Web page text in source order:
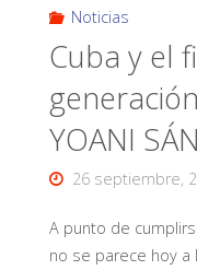
Noticias
Cuba y el
YOANI
26 septiembre,
A punto de
no se parece hoy